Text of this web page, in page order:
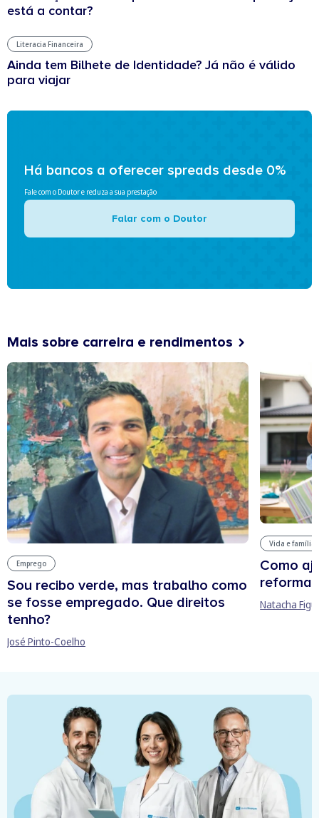
está a contar?
Literacia Financeira
Ainda tem Bilhete de Identidade? Já não é válido
para viajar
Há bancos a oferecer spreads desde 0%
Fale com o Doutor e reduza a sua prestação
Falar com o Doutor
Mais sobre carreira e rendimentos
Emprego
Sou recibo verde, mas trabalho como
se fosse empregado. Que direitos
tenho?
José Pinto-Coelho
Vida e família
Como
reforma
Natacha